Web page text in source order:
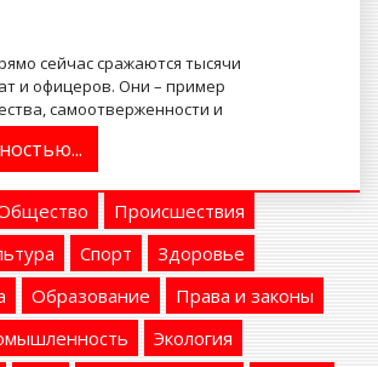
сейчас сражаются тысячи
и офицеров. Они – пример
самоотверженности и
Происшествия
Спорт
Здоровье
Образование
Права и законы
Экология